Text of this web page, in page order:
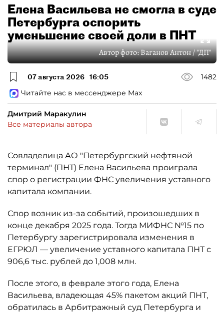
Елена Васильева не смогла в суде
Петербурга оспорить
уменьшение своей доли в ПНТ
Автор фото:Ваганов Антон / "ДП"
07 августа 2026 16:05
1482
Читайте нас в мессенджере Max
Дмитрий Маракулин
Все материалы автора
Совладелица АО "Петербургский нефтяной
терминал" (ПНТ) Елена Васильева проиграла
спор о регистрации ФНС увеличения уставного
капитала компании.
Спор возник из-за событий, произошедших в
конце декабря 2025 года. Тогда МИФНС №15 по
Петербургу зарегистрировала изменения в
ЕГРЮЛ — увеличение уставного капитала ПНТ с
906,6 тыс. рублей до 1,008 млн.
После этого, в феврале этого года, Елена
Васильева, владеющая 45% пакетом акций ПНТ,
обратилась в Арбитражный суд Петербурга и